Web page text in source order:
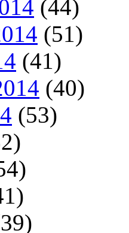
(44)
(51)
(41)
(40)
(53)